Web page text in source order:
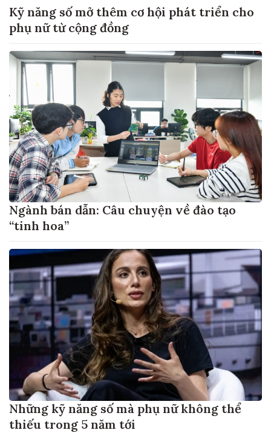
Kỹ năng số mở thêm cơ hội phát triển cho
phụ nữ từ cộng đồng
Ngành bán dẫn: Câu chuyện về đào tạo
“tinh hoa”
Những kỹ năng số mà phụ nữ không thể
thiếu trong 5 năm tới